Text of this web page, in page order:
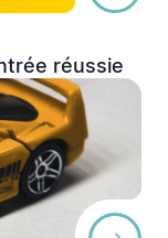
réussie